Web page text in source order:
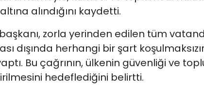
alındığını kaydetti.
zorla yerinden edilen tüm
dışında herhangi bir şart
Bu çağrının, ülkenin güvenliği ve
hedeflediğini belirtti.